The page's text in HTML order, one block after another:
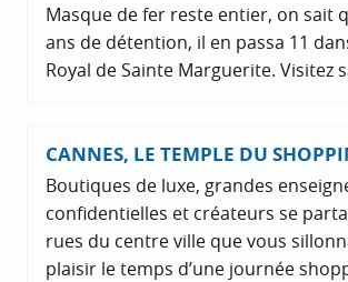
Masque de fer reste entier, on sait
ans de détention, il en passa 11
Royal de Sainte Marguerite. Visitez
CANNES, LE TEMPLE DU
Boutiques de luxe, grandes
confidentielles et créateurs se
rues du centre ville que vous
plaisir le temps d’une journée